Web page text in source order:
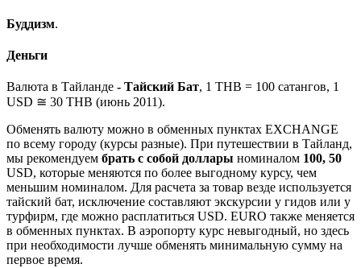
Буддизм.
Деньги
Валюта в Тайланде - Тайский Бат, 1 THB = 100 сатангов, 1
USD ≅ 30 THB (июнь 2011).
Обменять валюту можно в обменных пунктах EXCHANGE
по всему городу (курсы разные). При путешествии в Тайланд,
мы рекомендуем брать с собой доллары номиналом 100, 50
USD, которые меняются по более выгодному курсу, чем
меньшим номиналом. Для расчета за товар везде используется
тайский бат, исключение составляют экскурсии у гидов или у
турфирм, где можно расплатиться USD. EURO также меняется
в обменных пунктах. В аэропорту курс невыгодный, но здесь
при необходимости лучше обменять минимальную сумму на
первое время.